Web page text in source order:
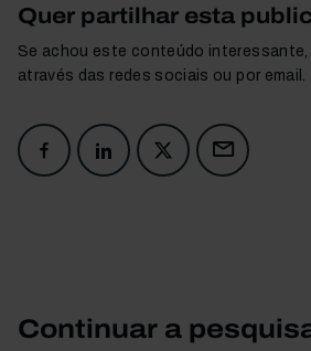
Quer partilhar esta
Se achou este conteúdo
através das redes sociais ou por email.
Continuar a